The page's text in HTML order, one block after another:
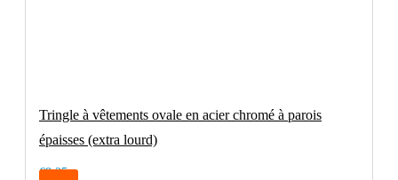
Tringle à vêtements ovale en acier chromé à parois
épaisses (extra lourd)
€8.25